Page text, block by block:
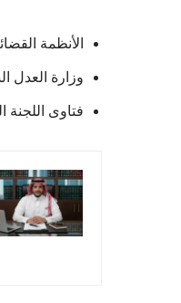
الأنظمة
وزارة العدل
فتاوى اللجنة